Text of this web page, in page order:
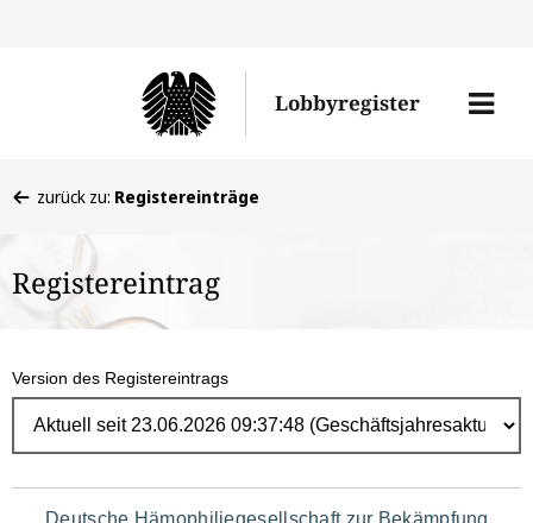
Lobbyregister
Menü
befinden
hier:
zurück zu: Registereinträge
Registereintrag
Version des Registereintrags
Navigation
Deutsche Hämophiliegesellschaft zur Bekämpfung